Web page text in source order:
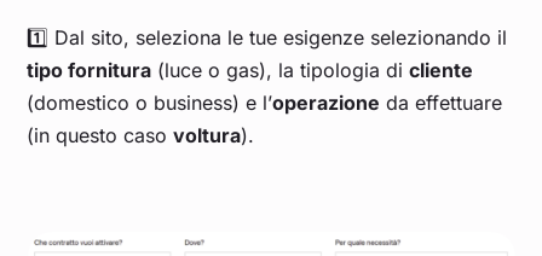
1️⃣ Dal sito, seleziona le tue esigenze selezionando il
tipo fornitura (luce o gas), la tipologia dicliente
(domestico o business) e l’operazione da effettuare
(in questo casovoltura).